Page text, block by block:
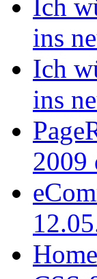
Ich
ins
Ich
ins
2009